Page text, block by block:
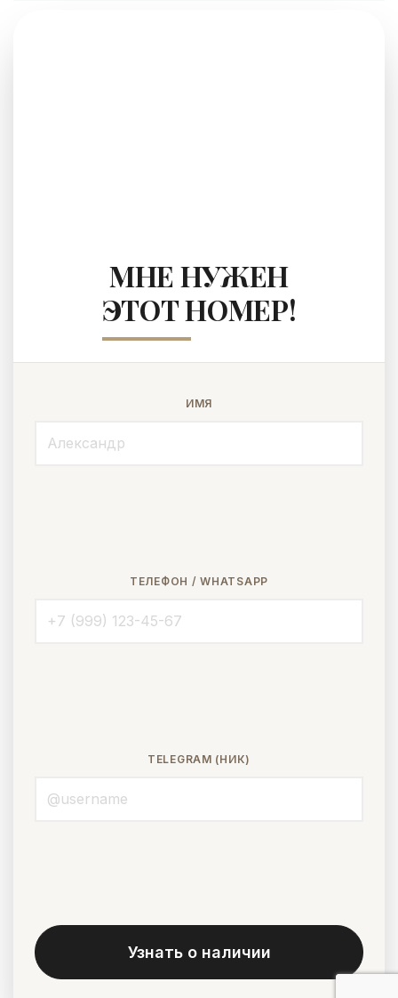
МНЕ НУЖЕН
ЭТОТ НОМЕР!
ИМЯ
ТЕЛЕФОН / WHATSAPP
TELEGRAM (НИК)
Узнать о наличии